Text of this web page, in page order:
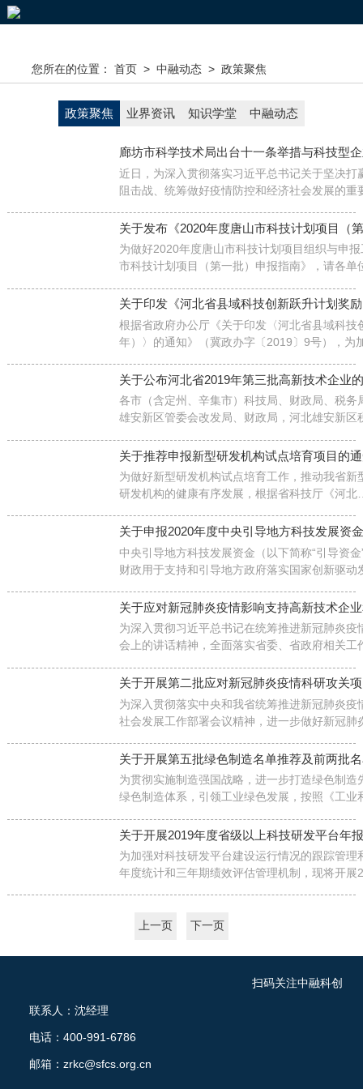
您所在的位置： 首页 > 中融动态> 政策聚焦
政策聚焦 业界资讯 知识学堂 中融动态
廊坊市科学技术局出台十一条举措与科技型
近日，为深入贯彻落实习近平总书记关于坚决打
阻击战、统筹做好疫情防控和经济社会发展的重
抓好疫情防控和科技创新重点任务，廊坊市科技
于疫情防控期间进一步做好科技创新工作的若干
关于发布《2020年度唐山市科技计划项目（
为做好2020年度唐山市科技计划项目组织与申
市科技计划项目（第一批）申报指南》，请各
关于印发《河北省县域科技创新跃升计划奖
根据省政府办公厅《关于印发〈河北省县域科
年）〉的通知》（冀政办字〔2019〕9号），为
施细则（试行）》，现印发给你们，请遵照执行
关于公布河北省2019年第三批高新技术企业
各市（含定州、辛集市）科技局、财政局、税务
雄安新区管委会改发局、财政局，河北雄安新区
关于推荐申报新型研发机构试点培育项目的
为做好新型研发机构试点培育工作，推动我省新
研发机构的健康有序发展，根据省科技厅《河北
申报第四批新型研发机构试点培育项目（指南代
码：5060101）的有关事项通知如下：
关于申报2020年度中央引导地方科技发展资
中央引导地方科技发展资金（以下简称“引导资
财政用于支持和引导地方政府落实国家创新驱动
创新能力的共同财政事权转移支付资金。
关于应对新冠肺炎疫情影响支持高新技术企
为深入贯彻习近平总书记在统筹推进新冠肺炎
会上的讲话精神，全面落实省委、省政府相关工
关于开展第二批应对新冠肺炎疫情科研攻关
为深入贯彻落实中央和我省统筹推进新冠肺炎疫
社会发展工作部署会议精神，进一步做好新冠肺
关于开展第五批绿色制造名单推荐及前两批
为贯彻实施制造强国战略，进一步打造绿色制造
绿色制造体系，引领工业绿色发展，按照《工业
下简称《通知》）要求，现组织开展第五批绿色
布名单复核工作。有关事项通知如下：
关于开展2019年度省级以上科技研发平台年
为加强对科技研发平台建设运行情况的跟踪管理
年度统计和三年期绩效评估管理机制，现将开展
上一页
下一页
联系人：沈经理
电话：400-991-6786
邮箱：zrkc@sfcs.org.cn
扫码关注中融科创